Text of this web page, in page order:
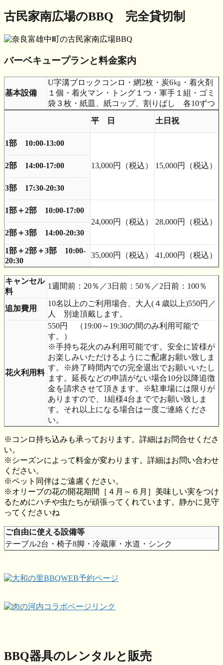
古民家南広場のBBQ 完全貸切制
バーベキュープランと料金案内
基本設備
U字溝ブロックコンロ・網2枚・炭6㎏・着火剤
１個・着火マン・トング１つ・軍手１組・ゴミ
袋３枚・紙皿、紙コップ、割りばし 各10ずつ
平 日 土日祝
1部 10:00-13:00
13,000円（税込） 15,000円（税込）
2部 14:00-17:00
3部 17:30-20:30
1部＋2部 10:00-17:00
24,000円（税込）
28,000円（税込）
2部＋3部 14:00-20:30
1部＋2部＋3部 10:00-
20:30
35,000円（税込） 41,000円（税込）
キャンセル
料
1週間前：20％／3日前：50％／2日前：100％
追加費用
10名以上のご利用場合、大人(４歳以上)550円／
人 別途頂戴します。
花火利用料
550円 （19:00～19:30の間のみ利用可能で
す。）
※手持ち花火のみ利用可能です。安全に皆様が
お楽しみいただけるようにご配慮お願い致しま
す。※終了時間内での完全退出でお願いいたし
ます。延長などの申請がない場合10分以降追徴
金を請求させて頂きます。※駐車場には限りが
ありますので、1組様4台まででお願い致しま
す。それ以上になる場合は一度ご連絡くださ
い。
※コンロ持ち込みも承っております。詳細はお問合せくださ
い。
※シーズンによって料金が変わります。詳細はお問い合わせ
ください。
※ペット同伴はご遠慮ください。
※オリーブの花の開花期間［４月～６月］美味しい実をつけ
るためにハチや虫たちが頑張ってくれています。静かに見守
ってくださいね
ご自由に使える設備等
テーブル2台・椅子8脚・冷蔵庫・水道・シンク
BBQ器具のレンタルと販売